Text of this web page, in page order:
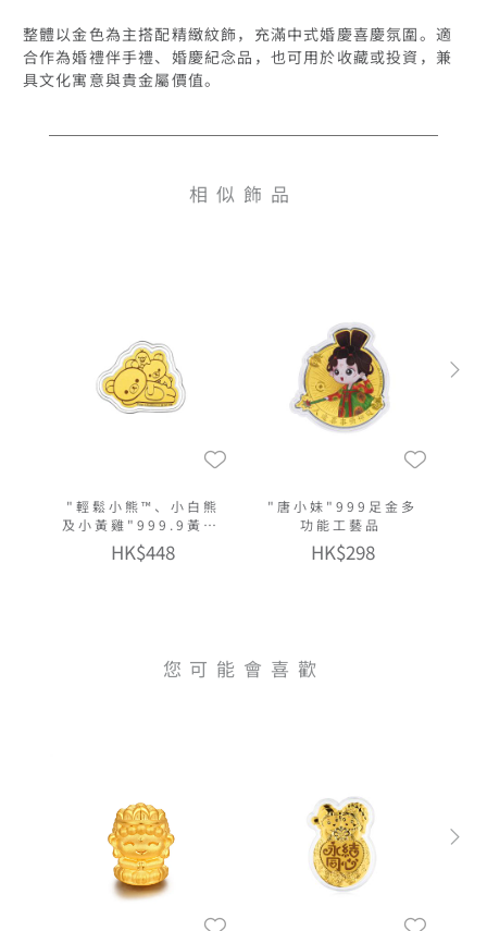
整體以金色為主搭配精緻紋飾，充滿中式婚慶喜慶氛圍。適
合作為婚禮伴手禮、婚慶紀念品，也可用於收藏或投資，兼
具文化寓意與貴金屬價值。
相似飾品
"輕鬆小熊™、小白熊
及小黃雞"999.9黃金
多功能金章掛飾
HK$448
"唐小妹"999足金多
功能工藝品
HK$298
您可能會喜歡